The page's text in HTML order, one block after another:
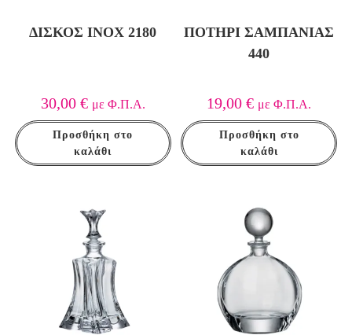
ΔΊΣΚΟΣ INOX 2180
30,00 € με Φ.Π.Α.
Προσθήκη στο
καλάθι
ΠΟΤΉΡΙ ΣΑΜΠΆΝΙΑΣ
440
19,00€ με Φ.Π.Α.
Προσθήκη στο
καλάθι